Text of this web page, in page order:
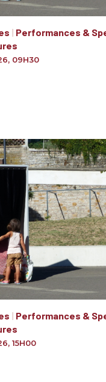
| Performances &
, 09H30
| Performances &
, 15H00